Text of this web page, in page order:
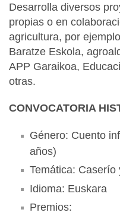
Desarrolla diversos
propias o en
agricultura, por
Baratze Eskola,
APP Garaikoa,
otras.
CONVOCATORIA
Género: Cuento
años)
Temática: Caserío
Idioma: Euskara
Premios: